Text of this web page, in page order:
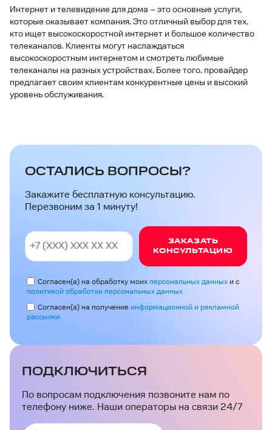
Интернет и телевидение для дома – это основные услуги,
которые оказывает компания. Это отличный выбор для тех,
кто ищет высокоскоростной интернет и большое количество
телеканалов. Клиенты могут наслаждаться
высокоскоростным интернетом и смотреть любимые
телеканалы на разных устройствах. Более того, провайдер
предлагает своим клиентам конкурентные цены и высокий
уровень обслуживания.
ОСТАЛИСЬ ВОПРОСЫ?
Закажите бесплатную консультацию.
Перезвоним за 1 минуту!
ЗАКАЗАТЬ
КОНСУЛЬТАЦИЮ
Согласен(а) на обработку моих персональных данных и с
политикой обработки персональных данных
Согласен(а) на получение информационной и рекламной
рассылки
ПОДКЛЮЧИТЬСЯ
По вопросам подключения позвоните нам по
телефону ниже. Наши операторы на связи 24/7